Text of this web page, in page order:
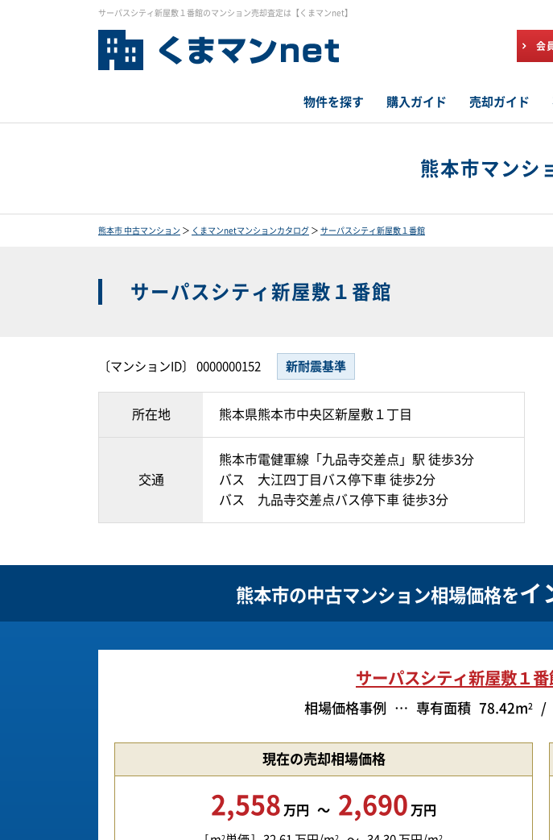
サーパスシティ新屋敷１番館のマンション売却査定は【くまマンnet】
会
物件を探す 購入ガイド 売却ガイド
熊本市マンシ
熊本市 中古マンション ＞ くまマンnetマンションカタログ ＞ サーパスシティ新屋敷１番館
サーパスシティ新屋敷１番館
〔マンションID〕 0000000152 新耐震基準
所在地 熊本県熊本市中央区新屋敷１丁目
交通
熊本市電健軍線「九品寺交差点」駅 徒歩3分
バス 大江四丁目バス停下車 徒歩2分
バス 九品寺交差点バス停下車 徒歩3分
熊本市の中古マンション相場価格をイ
サーパスシティ新屋敷１番
相場価格事例 専有面積 78.42m2
現在の売却相場価格
2,558 万円 2,690 万円
2 2 2